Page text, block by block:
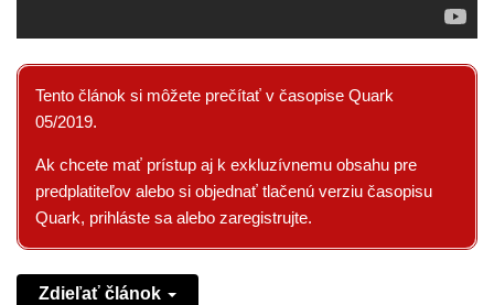
Tento článok si môžete prečítať v časopise Quark
05/2019.
Ak chcete mať prístup aj k exkluzívnemu obsahu pre
predplatiteľov alebo si objednať tlačenú verziu časopisu
Quark, prihláste sa alebo zaregistrujte.
Zdieľať článok